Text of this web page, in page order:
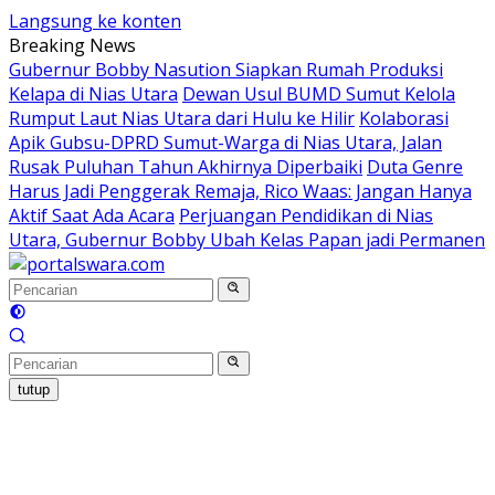
Langsung ke konten
Breaking News
Gubernur Bobby Nasution Siapkan Rumah Produksi
Kelapa di Nias Utara Dewan Usul BUMD Sumut Kelola
Rumput Laut Nias Utara dari Hulu ke Hilir Kolaborasi
Apik Gubsu-DPRD Sumut-Warga di Nias Utara, Jalan
Rusak Puluhan Tahun Akhirnya Diperbaiki Duta Genre
Harus Jadi Penggerak Remaja, Rico Waas: Jangan Hanya
Aktif Saat Ada Acara Perjuangan Pendidikan di Nias
Utara, Gubernur Bobby Ubah Kelas Papan jadi Permanen
tutup